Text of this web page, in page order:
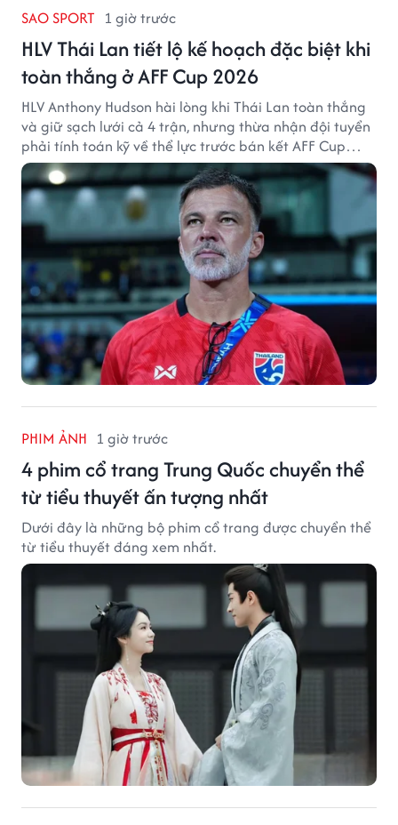
SAO SPORT 1 giờ trước
HLV Thái Lan tiết lộ kế hoạch đặc biệt khi
toàn thắng ở AFF Cup 2026
HLV Anthony Hudson hài lòng khi Thái Lan toàn thắng
và giữ sạch lưới cả 4 trận, nhưng thừa nhận đội tuyển
phải tính toán kỹ về thể lực trước bán kết AFF Cup
2026.
PHIM ẢNH 1 giờ trước
4 phim cổ trang Trung Quốc chuyển thể
từ tiểu thuyết ấn tượng nhất
Dưới đây là những bộ phim cổ trang được chuyển thể
từ tiểu thuyết đáng xem nhất.